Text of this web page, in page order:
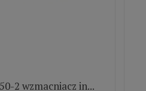
2 wzmacniacz in...